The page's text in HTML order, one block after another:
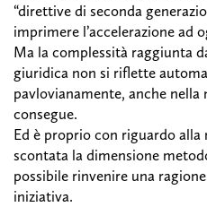
“direttive di seconda
imprimere l’accelerazione ad
Ma la complessità raggiunta
giuridica non si riflette
pavlovianamente, anche
consegue.
Ed è proprio con riguardo alla
scontata la dimensione
possibile rinvenire una
iniziativa.